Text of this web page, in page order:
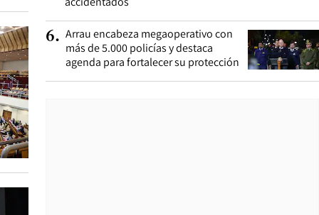
6. Arrau encabeza megaoperativo con
más de 5.000 policías y destaca
agenda para fortalecer su protección